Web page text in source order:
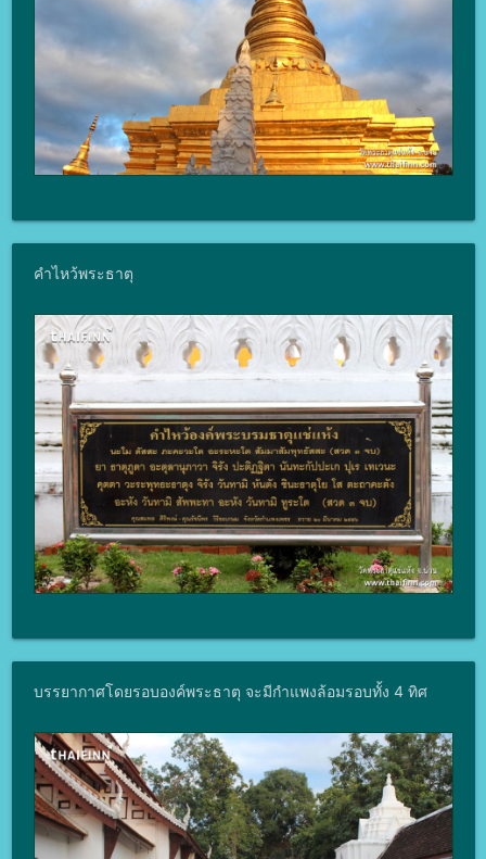
คำไหว้พระธาตุ
บรรยากาศโดยรอบองค์พระธาตุ จะมีกำแพงล้อมรอบทั้ง 4 ทิศ